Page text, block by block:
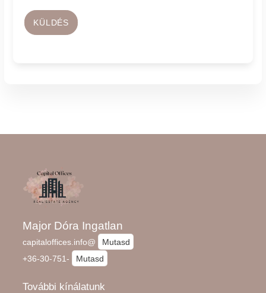
KÜLDÉS
Major Dóra Ingatlan
capitaloffices.info@
Mutasd
+36-30-751-
Mutasd
További kínálatunk